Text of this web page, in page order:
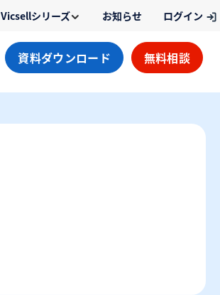
Vicsellシリーズ お知らせ ログイン
資料ダウンロード 無料相談